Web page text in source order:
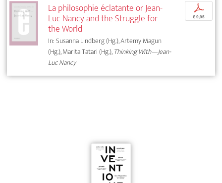
La philosophie éclatante or Jean-
Luc Nancy and the Struggle for
the World
In: Susanna Lindberg (Hg.), Artemy Magun
(Hg.), Marita Tatari (Hg.),Thinking With—Jean-
Luc Nancy
p
€ 9,95